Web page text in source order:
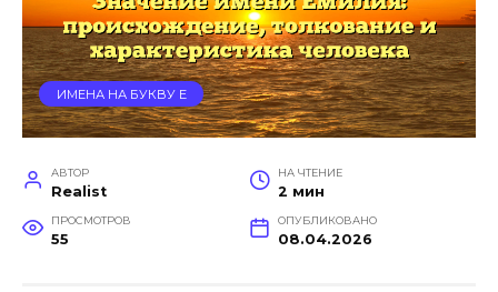
ИМЕНА НА БУКВУ Е
АВТОР
Realist
НА ЧТЕНИЕ
2 мин
ПРОСМОТРОВ
55
ОПУБЛИКОВАНО
08.04.2026